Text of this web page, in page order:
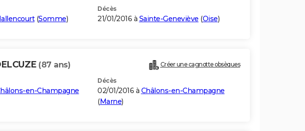
(Somme)
Décès
21/01/2016 à Sainte-Geneviève (Oise)
(87 ans) Créer une cagnotte obsèques
en-Champagne
Décès
02/01/2016 à Châlons-en-Champagne
(Marne)